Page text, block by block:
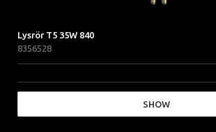
Lysrör T5 35W 840
8356528
SHOW